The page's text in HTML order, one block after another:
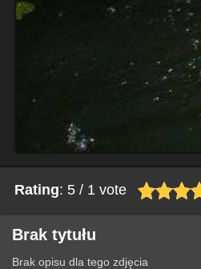
Rating: 5 / 1 vote
Brak tytułu
Brak opisu dla tego zdjęcia